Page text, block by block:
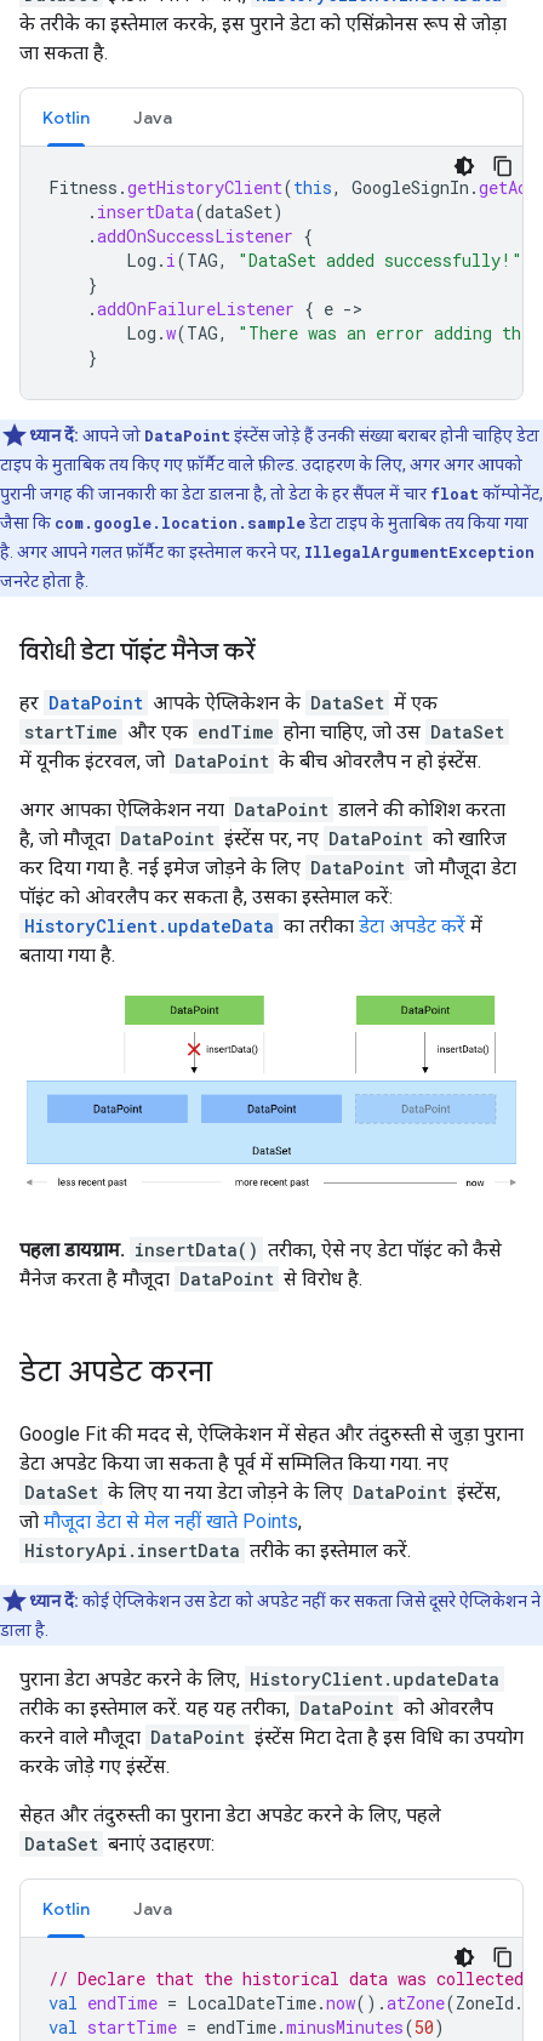
के तरीके का इस्तेमाल करके, इस पुराने डेटा को एसिंक्रोनस रूप से जोड़ा
जा सकता है.
Kotlin Java
Fitness .getHistoryClient(this, GoogleSignIn .
. insertData(dataSet)
.addOnSuccessListener {
Log . i(TAG, "DataSet added successfully!"
}
.addOnFailureListener { e -
Log .w(TAG,
"There was an error adding the
}
ध्यान दें: आपने जो DataPoint इंस्टेंस जोड़े हैं उनकी संख्या बराबर होनी चाहिए डेटा
टाइप के मुताबिक तय किए गए फ़ॉर्मैट वाले फ़ील्ड. उदाहरण के लिए, अगर अगर आपको
पुरानी जगह की जानकारी का डेटा डालना है, तो डेटा के हर सैंपल में चार float कॉम्पोनेंट,
जैसा कि com.google.location.sampleडेटा टाइप के मुताबिक तय किया गया
है. अगर आपने गलत फ़ॉर्मैट का इस्तेमाल करने पर, IllegalArgumentException
जनरेट होता है.
विरोधी डेटा पॉइंट मैनेज करें
हर DataPoint आपके ऐप्लिकेशन के DataSet में एक
startTime और एक endTime होना चाहिए, जो उस DataSet
में यूनीक इंटरवल, जो DataPoint के बीच ओवरलैप न हो इंस्टेंस.
अगर आपका ऐप्लिकेशन नया DataPoint डालने की कोशिश करता
है, जो मौजूदा DataPoint इंस्टेंस पर, नए DataPoint को खारिज
कर दिया गया है. नई इमेज जोड़ने के लिए DataPoint जो मौजूदा डेटा
पॉइंट को ओवरलैप कर सकता है, उसका इस्तेमाल करें:
HistoryClient.updateData का तरीका डेटा अपडेट करें में
बताया गया है.
पहला डायग्राम. insertData() तरीका, ऐसे नए डेटा पॉइंट को कैसे
मैनेज करता है मौजूदा DataPoint से विरोध है.
डेटा अपडेट करना
Google Fit की मदद से, ऐप्लिकेशन में सेहत और तंदुरुस्ती से जुड़ा पुराना
डेटा अपडेट किया जा सकता है पूर्व में सम्मिलित किया गया. नए
DataSet के लिए या नया डेटा जोड़ने के लिए DataPoint इंस्टेंस,
जो मौजूदा डेटा से मेल नहीं खाते Points,
HistoryApi.insertData तरीके का इस्तेमाल करें.
ध्यान दें: कोई ऐप्लिकेशन उस डेटा को अपडेट नहीं कर सकता जिसे दूसरे ऐप्लिकेशन ने
डाला है.
पुराना डेटा अपडेट करने के लिए, HistoryClient.updateData
तरीके का इस्तेमाल करें. यह यह तरीका, DataPoint को ओवरलैप
करने वाले मौजूदा DataPoint इंस्टेंस मिटा देता है इस विधि का उपयोग
करके जोड़े गए इंस्टेंस.
सेहत और तंदुरुस्ती का पुराना डेटा अपडेट करने के लिए, पहले
DataSet बनाएं उदाहरण:
Kotlin Java
// Declare that the historical data was collected
val endTime = LocalDateTime.now().atZone(ZoneId .
val startTime = endTime.minusMinutes(50)